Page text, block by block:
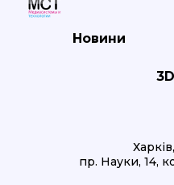
Новини
пр. Науки, 14,